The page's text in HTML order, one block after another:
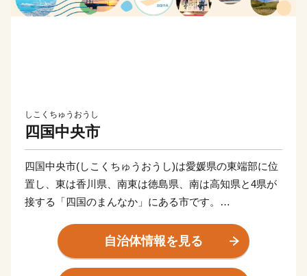
しこくちゅうおうし
四国中央市
四国中央市(しこくちゅうおうし)は愛媛県の東端部に位
置し、東は香川県、南東は徳島県、南は高知県と4県が
接する「四国のまんなか」にある市です。
km、徳島市までは約100 km、大阪市へ約300 km、東京
都まで約800 kmの距離にあります。
自治体情報を見る